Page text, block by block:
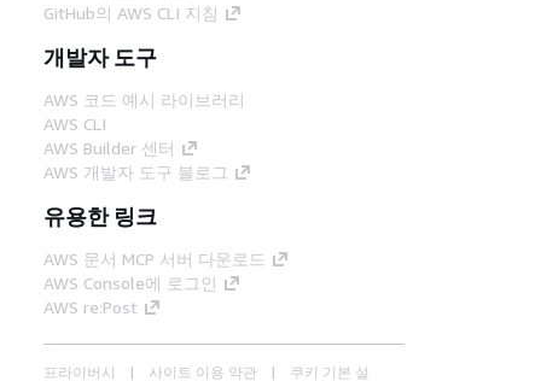
GitHub의 AWS CLI 지침
개발자 도구
AWS 코드 예시 라이브러리
AWS CLI
AWS Builder 센터
AWS 개발자 도구 블로그
유용한 링크
AWS 문서 MCP 서버 다운로드
AWS Console에 로그인
AWS re:Post
프라이버시 사이트 이용 약관 쿠키 기본 설